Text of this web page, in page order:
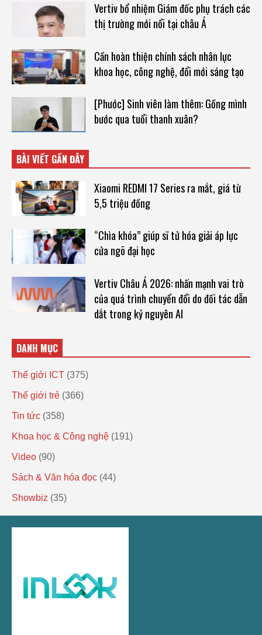
Vertiv bổ nhiệm Giám đốc phụ trách các
thị trường mới nổi tại châu Á
Cần hoàn thiện chính sách nhân lực
khoa học, công nghệ, đổi mới sáng tạo
[Phước] Sinh viên làm thêm: Gồng mình
bước qua tuổi thanh xuân?
BÀI VIẾT GẦN ĐÂY
Xiaomi REDMI 17 Series ra mắt, giá từ
5,5 triệu đồng
“Chìa khóa” giúp sĩ tử hóa giải áp lực
cửa ngõ đại học
Vertiv Châu Á 2026: nhấn mạnh vai trò
của quá trình chuyển đổi do đối tác dẫn
dắt trong kỷ nguyên AI
DANH MỤC
Thế giới ICT (375)
Thế giới trẻ (366)
Tin tức (358)
Khoa học & Công nghệ (191)
Video (90)
Sách & Văn hóa đọc (44)
Showbiz (35)